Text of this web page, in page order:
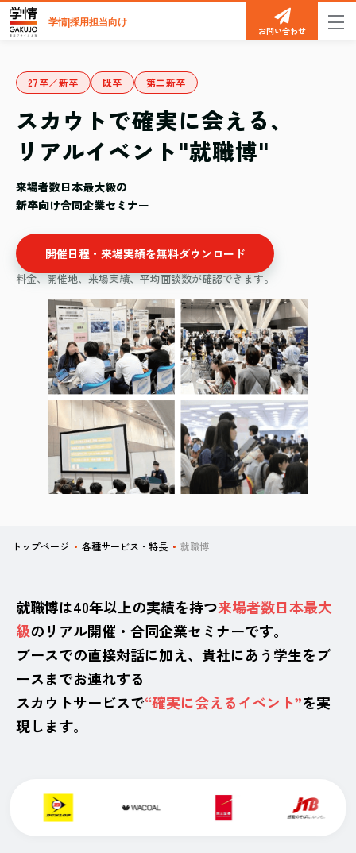
学情|採用担当向け
お問い合わせ
27卒／新卒 既卒 第二新卒
スカウトで確実に会える、
リアルイベント"就職博"
来場者数日本最大級の
新卒向け合同企業セミナー
開催日程・来場実績を無料ダウンロード
料金、開催地、来場実績、平均面談数が確認できます。
トップページ 各種サービス・特長 就職博
就職博は40年以上の実績を持つ来場者数日本最大
級のリアル開催・合同企業セミナーです。
ブースでの直接対話に加え、貴社にあう学生をブ
ースまでお連れする
スカウトサービスで“確実に会えるイベント”を実
現します。